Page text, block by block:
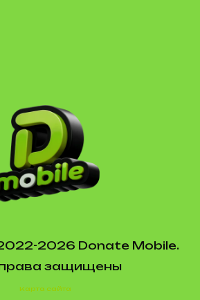
2026 Donate Mobile.
защищены
Карта сайта